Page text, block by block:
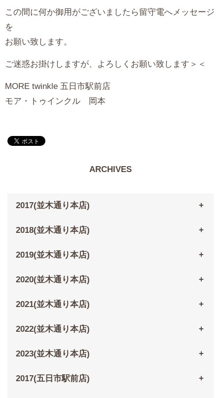
この間に何か御用がございましたら留守電へメッセージ
を
お願い致します。
ご迷惑お掛けしますが、よろしくお願い致します＞＜
MORE twinkle 五日市駅前店
モア・トゥインクル 岡本
ARCHIVES
2017(並木通り本店)
2018(並木通り本店)
2019(並木通り本店)
2020(並木通り本店)
2021(並木通り本店)
2022(並木通り本店)
2023(並木通り本店)
2017(五日市駅前店)